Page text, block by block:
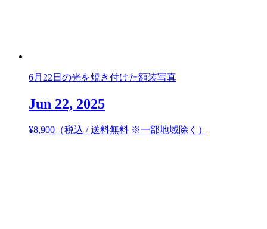
6月22日の光を焼き付けた額装写真
Jun 22, 2025
¥8,900 （税込 / 送料無料 ※一部地域除く）